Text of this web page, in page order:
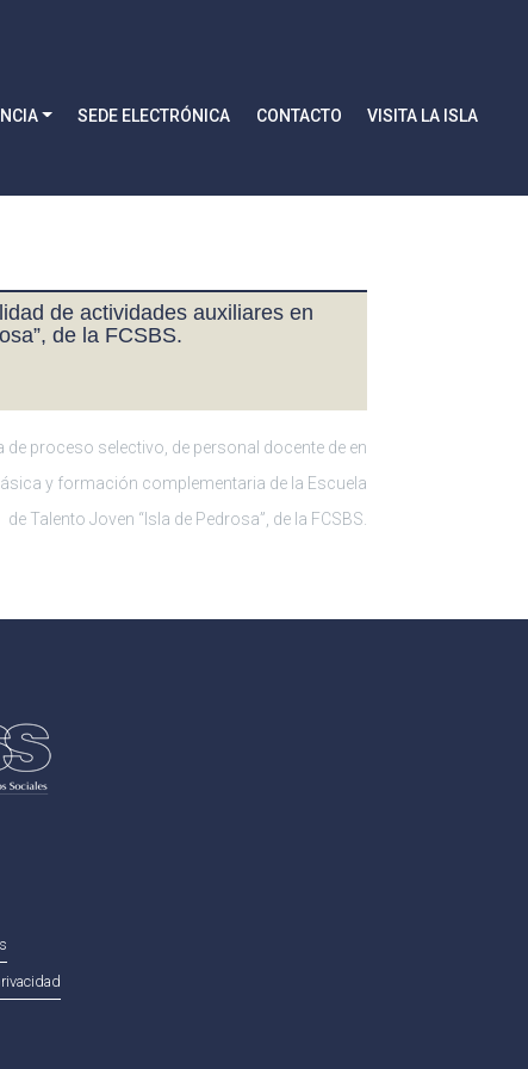
SEDE ELECTRÓNICA CONTACTO VISITA LA ISLA
de actividades auxiliares en
de la FCSBS.
de proceso selectivo, de personal docente de en
y formación complementaria de la Escuela
de Talento Joven “Isla de Pedrosa”, de la FCSBS.